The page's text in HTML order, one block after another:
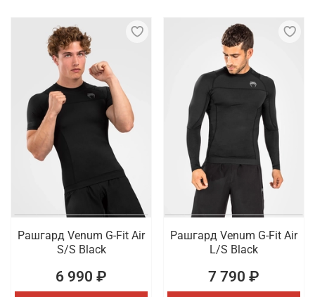
Рашгард Venum G-Fit Air
S/S Black
6 990 ₽
Рашгард Venum G-Fit Air
L/S Black
7 790 ₽